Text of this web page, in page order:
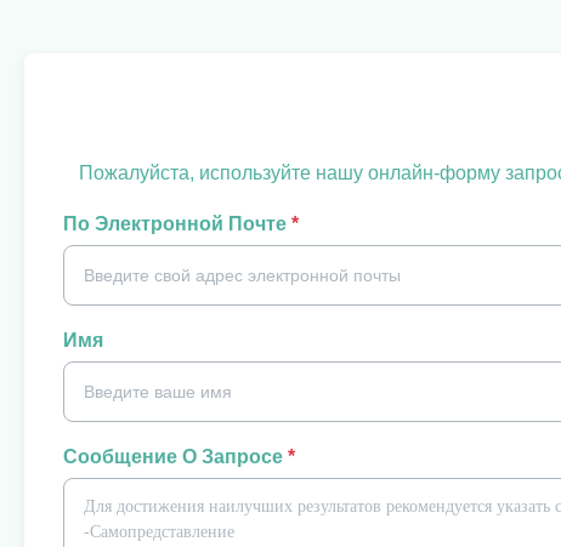
Пожалуйста, используйте нашу онлайн-форму
По Электронной Почте *
Имя
Сообщение О Запросе *